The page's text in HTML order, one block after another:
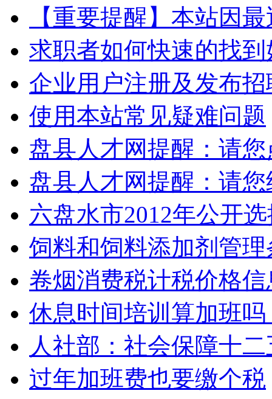
【重要提醒】本站因
求职者如何快速的找
企业用户注册及发布
使用本站常见疑难问题
盘县人才网提醒：请
盘县人才网提醒：请
六盘水市2012年公开
饲料和饲料添加剂管理
卷烟消费税计税价格
休息时间培训算加班吗
人社部：社会保障十
过年加班费也要缴个税